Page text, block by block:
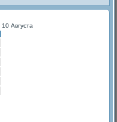
Августа